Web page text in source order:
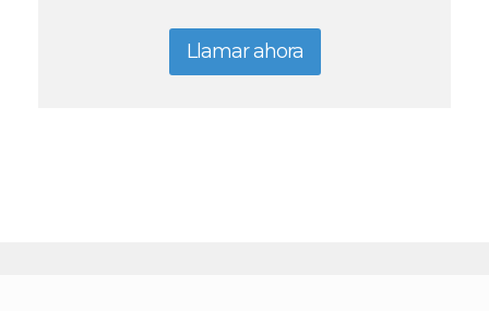
Llamar ahora